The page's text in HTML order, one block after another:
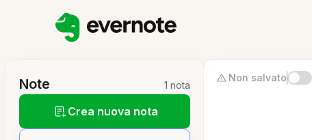
Note 1 nota
Crea nuova nota
Non salvato